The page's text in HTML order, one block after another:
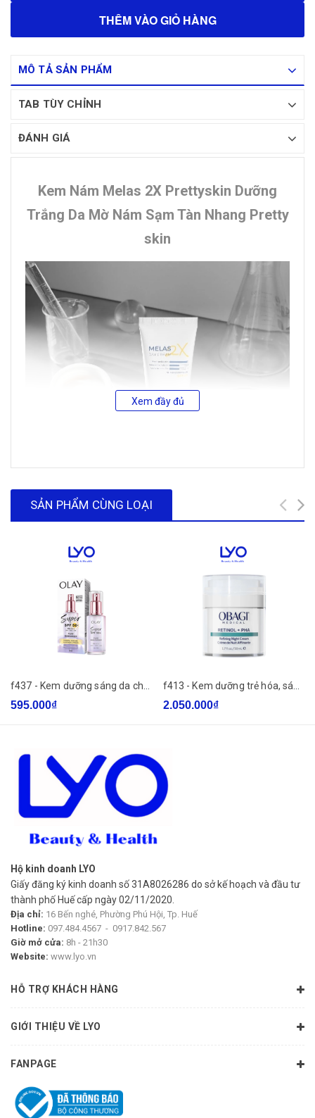
THÊM VÀO GIỎ HÀNG
MÔ TẢ SẢN PHẨM
TAB TÙY CHỈNH
ĐÁNH GIÁ
Kem Nám Melas 2X Prettyskin Dưỡng
Trắng Da Mờ Nám Sạm Tàn Nhang Pretty
skin
Thương hiệu: Pretty Skin
Xuất xứ: Hàn Quốc
Hạn sử dụng : 3 năm kể từ NSX
THÀNH PHẦN:
ngày đêm Melas 2X, mang lại hiệu quả làm sáng da và làm
mờ các vết thâm nám.
– Không thể đen, không thể già, không thể nào bị sạm nám
Da chỉ có thể đều màu, sáng hồng, tươi trẻ, rạng rỡ, căng mịn
– Vượt trội với khả năng làm mờ thâm nám, tàn nhang gấp
3 lần nhờ sự kết hợpgiữa Tranexamic acid 3% và Alpha
arbutin 3% ngăn chặn sự di chuyển của melanin lên lớp trên
của biểu bì da.
– Bên cạnh đó, texture cả bộ đôi này đều là dạng cream dễ
giác khó chịu hay nặng mặt khi sử dụng.
– Là kem dưỡng ban ngày còn được bổ sung thêm
Niacinamide 10% giúp dưỡng da trắng rạng rỡ, se khít lỗ
chân lông và kem dưỡng có khả năng nâng tone trắng hồng
Xem đầy đủ
SẢN PHẨM CÙNG LOẠI
595.000₫ 2.050.000₫
Hộ kinh doanh LYO
Giấy đăng ký kinh doanh số 31A8026286 do sở kế hoạch và đầu tư
thành phố Huế cấp ngày 02/11/2020.
Địa chỉ: 16 Bến nghé, Phường Phú Hội, Tp. Huế
Hotline: 097.484.4567 - 0917.842.567
Giờ mở cửa: 8h - 21h30
Website: www.lyo.vn
HỖ TRỢ KHÁCH HÀNG
GIỚI THIỆU VỀ LYO
FANPAGE